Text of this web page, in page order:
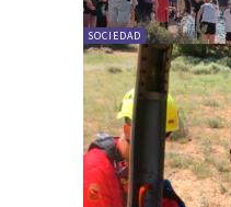
SOCIEDAD